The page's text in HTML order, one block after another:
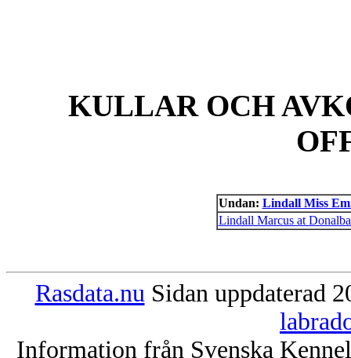
KULLAR OCH
Undan: Lindall Miss
Lindall Marcus at
Rasdata.nu Sidan uppdaterad
Information från Svenska